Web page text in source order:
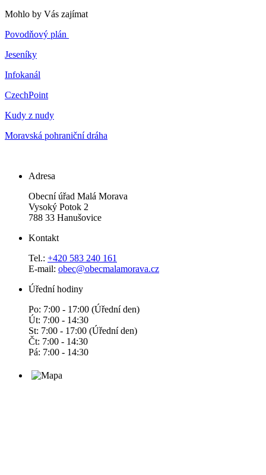
Mohlo by Vás zajímat
Povodňový plán
Jeseníky
Infokanál
CzechPoint
Kudy z nudy
Moravská pohraniční dráha
Adresa
Obecní úřad Malá Morava
Vysoký Potok 2
788 33 Hanušovice
Kontakt
Tel.: +420 583 240 161
E-mail: obec@obecmalamorava.cz
Úřední hodiny
Po: 7:00 - 17:00 (Úřední den)
Út: 7:00 - 14:30
St: 7:00 - 17:00 (Úřední den)
Čt: 7:00 - 14:30
Pá: 7:00 - 14:30